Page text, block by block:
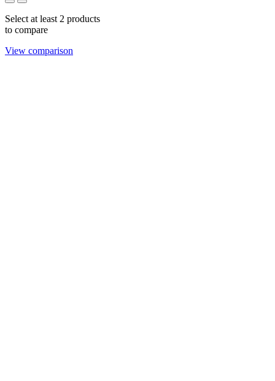
Select at least 2 products
to compare
View comparison